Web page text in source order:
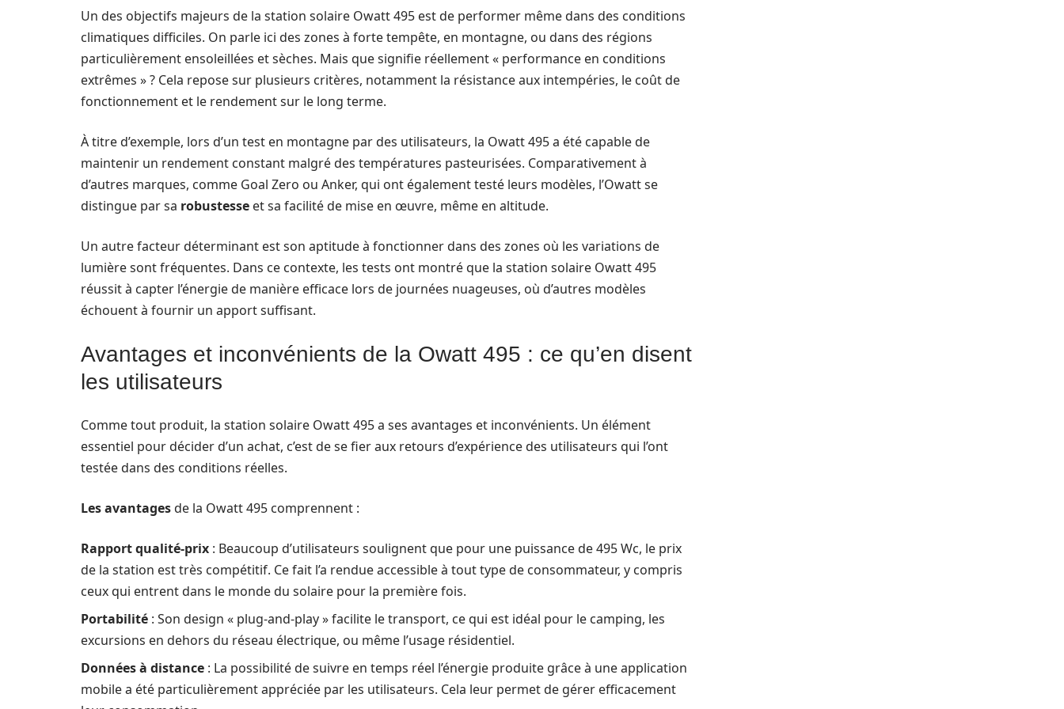
Un des objectifs majeurs de la station solaire Owatt 495 est de performer même dans des conditions
climatiques difficiles. On parle ici des zones à forte tempête, en montagne, ou dans des régions
particulièrement ensoleillées et sèches. Mais que signifie réellement « performance en conditions
extrêmes » ? Cela repose sur plusieurs critères, notamment la résistance aux intempéries, le coût de
fonctionnement et le rendement sur le long terme.
À titre d’exemple, lors d’un test en montagne par des utilisateurs, la Owatt 495 a été capable de
maintenir un rendement constant malgré des températures pasteurisées. Comparativement à
d’autres marques, comme Goal Zero ou Anker, qui ont également testé leurs modèles, l’Owatt se
distingue par sa robustesse et sa facilité de mise en œuvre, même en altitude.
Un autre facteur déterminant est son aptitude à fonctionner dans des zones où les variations de
lumière sont fréquentes. Dans ce contexte, les tests ont montré que la station solaire Owatt 495
réussit à capter l’énergie de manière efficace lors de journées nuageuses, où d’autres modèles
échouent à fournir un apport suffisant.
Avantages et inconvénients de la Owatt 495 : ce qu’en disent
les utilisateurs
Comme tout produit, la station solaire Owatt 495 a ses avantages et inconvénients. Un élément
essentiel pour décider d’un achat, c’est de se fier aux retours d’expérience des utilisateurs qui l’ont
testée dans des conditions réelles.
Les avantagesde la Owatt 495 comprennent :
Rapport qualité-prix : Beaucoup d’utilisateurs soulignent que pour une puissance de 495 Wc, le prix
de la station est très compétitif. Ce fait l’a rendue accessible à tout type de consommateur, y compris
ceux qui entrent dans le monde du solaire pour la première fois.
Portabilité : Son design « plug-and-play » facilite le transport, ce qui est idéal pour le camping, les
excursions en dehors du réseau électrique, ou même l’usage résidentiel.
Données à distance : La possibilité de suivre en temps réel l’énergie produite grâce à une application
mobile a été particulièrement appréciée par les utilisateurs. Cela leur permet de gérer efficacement